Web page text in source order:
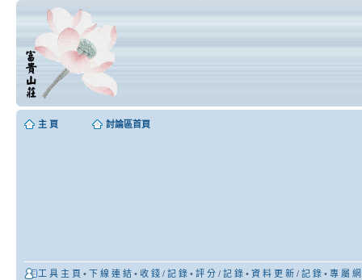
主 頁 討論區首頁
工 具 主 頁 • 下 線 連 結 • 收 錢 / 記 錄 • 評 分 / 記 錄 • 資 料 更 新 / 記 錄 • 專 屬